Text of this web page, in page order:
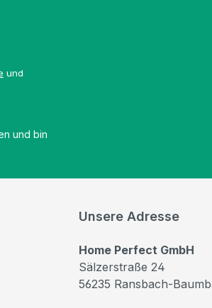
und
und bin
Unsere Adresse
Home Perfect GmbH
Sälzerstraße 24
56235 Ransbach-